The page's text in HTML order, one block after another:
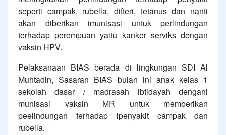
seperti campak, rubella, difteri, tetanus dan nanti
akan diberikan imunisasi untuk perlindungan
terhadap perempuan yaitu kanker serviks dengan
vaksin HPV.
Pelaksanaan BIAS berada di lingkungan SDI Al
Muhtadin, Sasaran BIAS bulan ini anak kelas 1
sekolah dasar / madrasah ibtidayah dengani
munisasi vaksin MR untuk memberikan
peelindungan terhadap lpenyakit campak dan
rubella.